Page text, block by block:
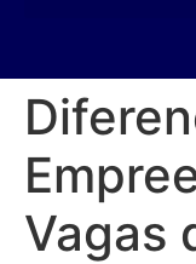
Vagas